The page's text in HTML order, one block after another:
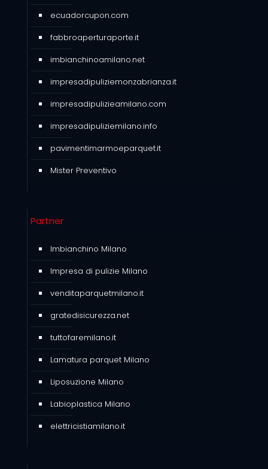
ecuadorcupon.com
fabbroaperturaporte.it
imbianchinoamilano.net
impresadipuliziemonzabrianza.it
impresadipulizieamilano.com
impresadipuliziemilano.info
pavimentimarmoeparquet.it
Mister Preventivo
Partner
Imbianchino Milano
Impresa di pulizie Milano
venditaparquetmilano.it
gratedisicurezza.net
tuttofaremilano.it
Lamatura parquet Milano
Liposuzione Milano
Labioplastica Milano
elettricistiamilano.it